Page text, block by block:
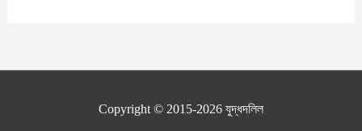
Copyright © 2015-2026 যুদ্ধদলিল